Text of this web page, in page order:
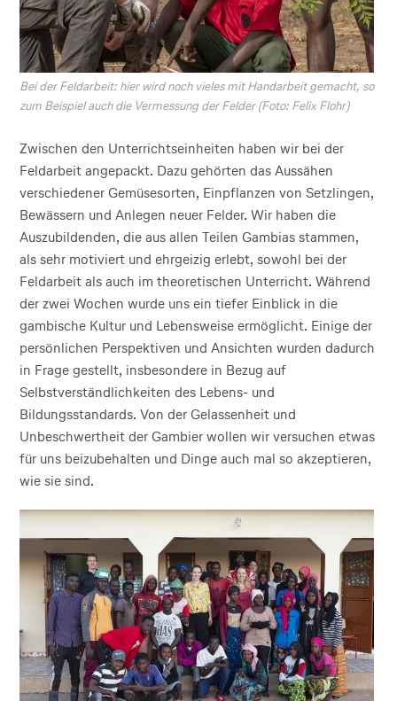
Bei der Feldarbeit: hier wird noch vieles mit Handarbeit gemacht, so
zum Beispiel auch die Vermessung der Felder (Foto: Felix Flohr)
Zwischen den Unterrichtseinheiten haben wir bei der
Feldarbeit angepackt. Dazu gehörten das Aussähen
verschiedener Gemüsesorten, Einpflanzen von Setzlingen,
Bewässern und Anlegen neuer Felder. Wir haben die
Auszubildenden, die aus allen Teilen Gambias stammen,
als sehr motiviert und ehrgeizig erlebt, sowohl bei der
Feldarbeit als auch im theoretischen Unterricht. Während
der zwei Wochen wurde uns ein tiefer Einblick in die
gambische Kultur und Lebensweise ermöglicht. Einige der
persönlichen Perspektiven und Ansichten wurden dadurch
in Frage gestellt, insbesondere in Bezug auf
Selbstverständlichkeiten des Lebens- und
Bildungsstandards. Von der Gelassenheit und
Unbeschwertheit der Gambier wollen wir versuchen etwas
für uns beizubehalten und Dinge auch mal so akzeptieren,
wie sie sind.